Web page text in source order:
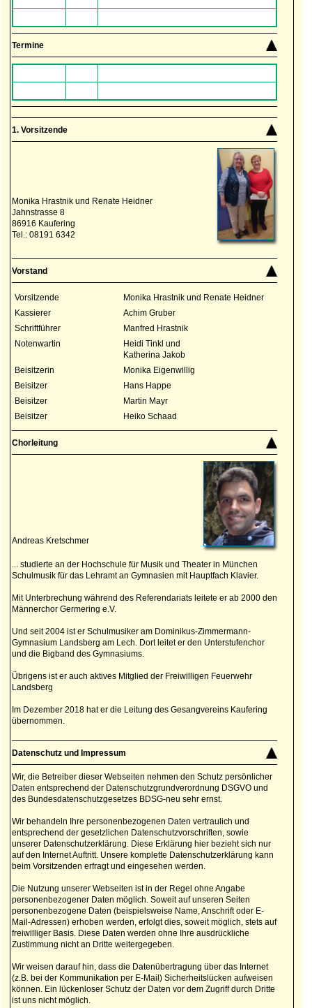
Termine
1. Vorsitzende
Monika Hrastnik und Renate Heidner
Jahnstrasse 8
86916 Kaufering
Tel.: 08191 6342
Vorstand
Vorsitzende
Monika Hrastnik und Renate Heidner
Kassierer
Achim Gruber
Schriftführer
Manfred Hrastnik
Notenwartin
Heidi Tinkl und
Katherina Jakob
Beisitzerin
Monika Eigenwillig
Beisitzer
Hans Happe
Beisitzer
Martin Mayr
Beisitzer
Heiko Schaad
Chorleitung
Andreas Kretschmer
... studierte an der Hochschule für Musik und Theater in München
Schulmusik für das Lehramt an Gymnasien mit Hauptfach Klavier.
Mit Unterbrechung während des Referendariats leitete er ab 2000 den
Männerchor Germering e.V.
Und seit 2004 ist er Schulmusiker am Dominikus-Zimmermann-
Gymnasium Landsberg am Lech. Dort leitet er den Unterstufenchor
und die Bigband des Gymnasiums.
Übrigens ist er auch aktives Mitglied der Freiwilligen Feuerwehr
Landsberg
Im Dezember 2018 hat er die Leitung des Gesangvereins Kaufering
übernommen.
Datenschutz und Impressum
Wir, die Betreiber dieser Webseiten nehmen den Schutz persönlicher
Daten entsprechend der Datenschutzgrundverordnung DSGVO und
des Bundesdatenschutzgesetzes BDSG-neu sehr ernst.
Wir behandeln Ihre personenbezogenen Daten vertraulich und
entsprechend der gesetzlichen Datenschutzvorschriften, sowie
unserer Datenschutzerklärung. Diese Erklärung hier bezieht sich nur
auf den Internet Auftritt. Unsere komplette Datenschutzerklärung kann
beim Vorsitzenden erfragt und eingesehen werden.
Die Nutzung unserer Webseiten ist in der Regel ohne Angabe
personenbezogener Daten möglich. Soweit auf unseren Seiten
personenbezogene Daten (beispielsweise Name, Anschrift oder E-
Mail-Adressen) erhoben werden, erfolgt dies, soweit möglich, stets auf
freiwilliger Basis. Diese Daten werden ohne Ihre ausdrückliche
Zustimmung nicht an Dritte weitergegeben.
Wir weisen darauf hin, dass die Datenübertragung über das Internet
(z.B. bei der Kommunikation per E-Mail) Sicherheitslücken aufweisen
können. Ein lückenloser Schutz der Daten vor dem Zugriff durch Dritte
ist uns nicht möglich.